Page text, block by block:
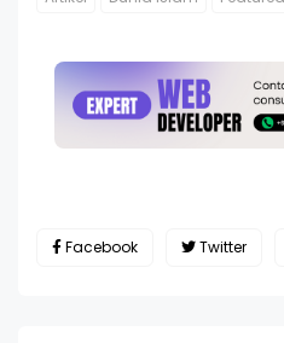
Facebook Twitter